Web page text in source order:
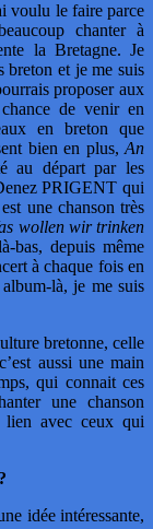
voulu le faire parce
chanter à
la Bretagne. Je
breton et je me suis
proposer aux
de venir en
en breton que
bien en plus,An
au départ par les
PRIGENT qui
une chanson très
wollen wir trinken
bas, depuis même
à chaque fois en
là, je me suis
bretonne, celle
aussi une main
qui connait ces
une chanson
lien avec ceux qui
idée intéressante,